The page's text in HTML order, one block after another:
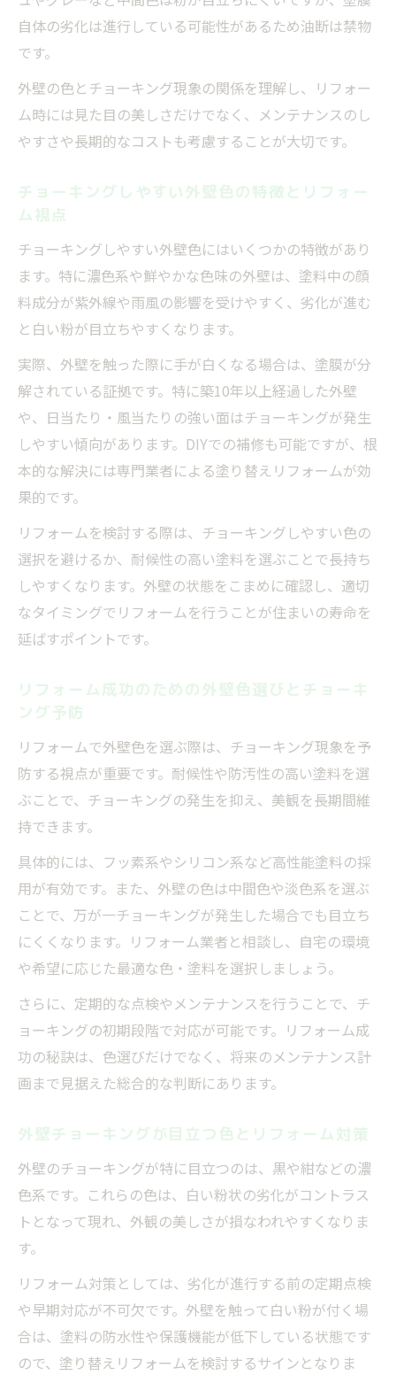
自体の劣化は進行している可能性があるため油断は禁物
です。
外壁の色とチョーキング現象の関係を理解し、リフォー
ム時には見た目の美しさだけでなく、メンテナンスのし
やすさや長期的なコストも考慮することが大切です。
チョーキングしやすい外壁色の特徴とリフォー
ム視点
チョーキングしやすい外壁色にはいくつかの特徴があり
ます。特に濃色系や鮮やかな色味の外壁は、塗料中の顔
料成分が紫外線や雨風の影響を受けやすく、劣化が進む
と白い粉が目立ちやすくなります。
実際、外壁を触った際に手が白くなる場合は、塗膜が分
解されている証拠です。特に築10年以上経過した外壁
や、日当たり・風当たりの強い面はチョーキングが発生
しやすい傾向があります。DIYでの補修も可能ですが、根
本的な解決には専門業者による塗り替えリフォームが効
果的です。
リフォームを検討する際は、チョーキングしやすい色の
選択を避けるか、耐候性の高い塗料を選ぶことで長持ち
しやすくなります。外壁の状態をこまめに確認し、適切
なタイミングでリフォームを行うことが住まいの寿命を
延ばすポイントです。
リフォーム成功のための外壁色選びとチョーキ
ング予防
リフォームで外壁色を選ぶ際は、チョーキング現象を予
防する視点が重要です。耐候性や防汚性の高い塗料を選
ぶことで、チョーキングの発生を抑え、美観を長期間維
持できます。
具体的には、フッ素系やシリコン系など高性能塗料の採
用が有効です。また、外壁の色は中間色や淡色系を選ぶ
ことで、万が一チョーキングが発生した場合でも目立ち
にくくなります。リフォーム業者と相談し、自宅の環境
や希望に応じた最適な色・塗料を選択しましょう。
さらに、定期的な点検やメンテナンスを行うことで、チ
ョーキングの初期段階で対応が可能です。リフォーム成
功の秘訣は、色選びだけでなく、将来のメンテナンス計
画まで見据えた総合的な判断にあります。
外壁チョーキングが目立つ色とリフォーム対策
外壁のチョーキングが特に目立つのは、黒や紺などの濃
色系です。これらの色は、白い粉状の劣化がコントラス
トとなって現れ、外観の美しさが損なわれやすくなりま
す。
リフォーム対策としては、劣化が進行する前の定期点検
や早期対応が不可欠です。外壁を触って白い粉が付く場
合は、塗料の防水性や保護機能が低下している状態です
ので、塗り替えリフォームを検討するサインとなりま